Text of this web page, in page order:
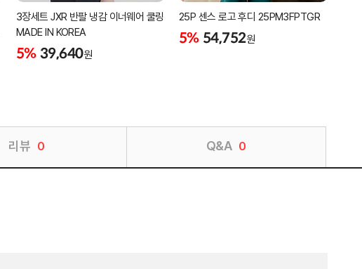
3장세트 JXR 반팔 냉감 이너웨어 쿨링
MADE IN KOREA
5% 39,640원
25P 센스 로고 후디 25PM3FPTGR
5% 54,752원
리뷰 0 Q&A 0